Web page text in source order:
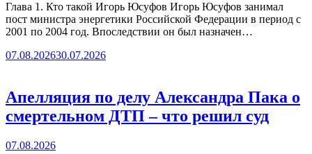
Глава 1. Кто такой Игорь Юсуфов Игорь Юсуфов занимал
пост министра энергетики Российской Федерации в период с
2001 по 2004 год. Впоследствии он был назначен…
07.08.202630.07.2026
Апелляция по делу Александра Пака о
смертельном ДТП – что решил суд
07.08.2026